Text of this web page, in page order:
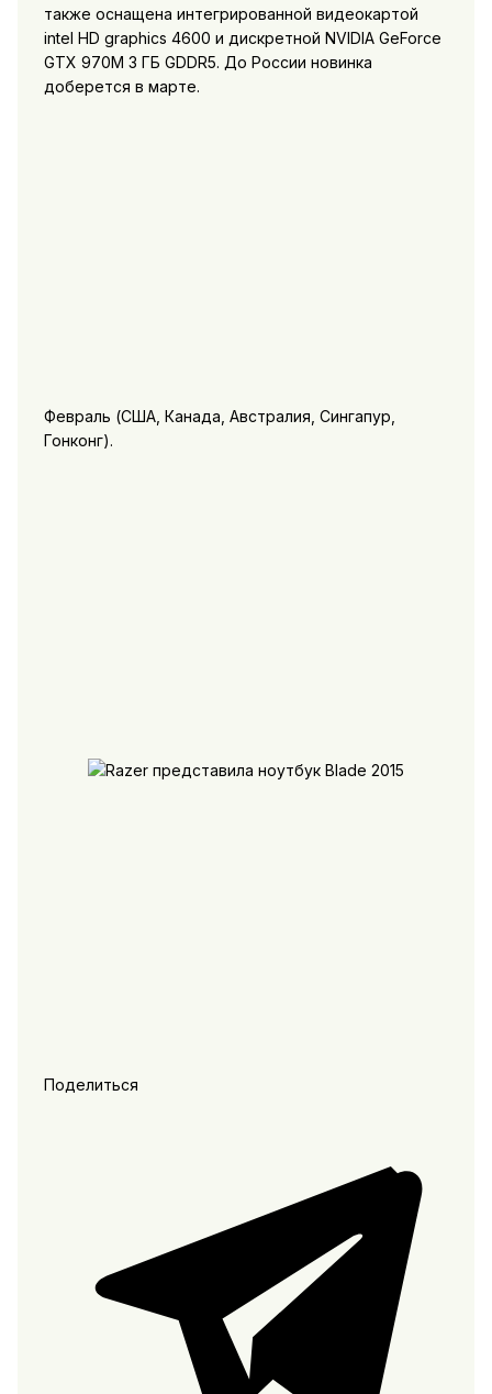
также оснащена интегрированной видеокартой
intel HD graphics 4600 и дискретной NVIDIA GeForce
GTX 970M 3 ГБ GDDR5. До России новинка
доберется в марте.
Февраль (США, Канада, Австралия, Сингапур,
Гонконг).
Поделиться